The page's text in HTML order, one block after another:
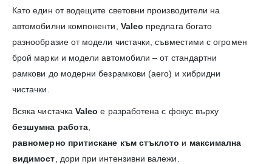
Като един от водещите световни производители на
автомобилни компоненти, Valeo предлага богато
разнообразие от модели чистачки, съвместими с огромен
брой марки и модели автомобили – от стандартни
рамкови до модерни безрамкови (aero) и хибридни
чистачки.
Всяка чистачкаValeo е разработена с фокус върху
безшумна работа
равномерно притискане към стъклото и максимална
видимост , дори при интензивни валежи.